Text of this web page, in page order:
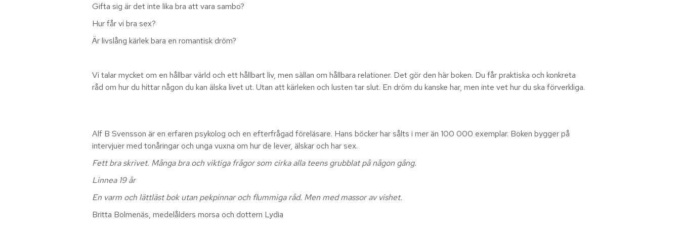
Gifta sig är det inte lika bra att vara sambo?
Hur får vi bra sex?
Är livslång kärlek bara en romantisk dröm?
Vi talar mycket om en hållbar värld och ett hållbart liv, men sällan om hållbara relationer. Det gör den här boken. Du får praktiska och konkreta
råd om hur du hittar någon du kan älska livet ut. Utan att kärleken och lusten tar slut. En dröm du kanske har, men inte vet hur du ska förverkliga.
Alf B Svensson är en erfaren psykolog och en efterfrågad föreläsare. Hans böcker har sålts i mer än 100 000 exemplar. Boken bygger på
intervjuer med tonåringar och unga vuxna om hur de lever, älskar och har sex.
Fett bra skrivet. Många bra och viktiga frågor som cirka alla teens grubblat på någon gång.
Linnea 19 år
En varm och lättläst bok utan pekpinnar och flummiga råd. Men med massor av vishet.
Britta Bolmenäs, medelålders morsa och dottern Lydia